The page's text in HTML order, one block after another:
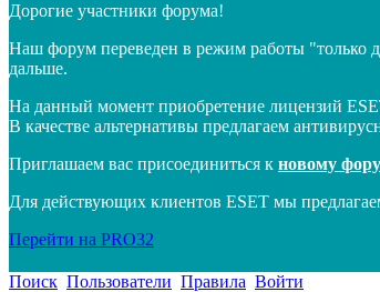
Дорогие участники форума!
Наш форум переведен в режим работы "только
дальше.
На данный момент приобретение лицензий
В качестве альтернативы предлагаем
Приглашаем вас присоединиться к новому
Для действующих клиентов ESET мы
Перейти на PRO32
Поиск Пользователи Правила Войти